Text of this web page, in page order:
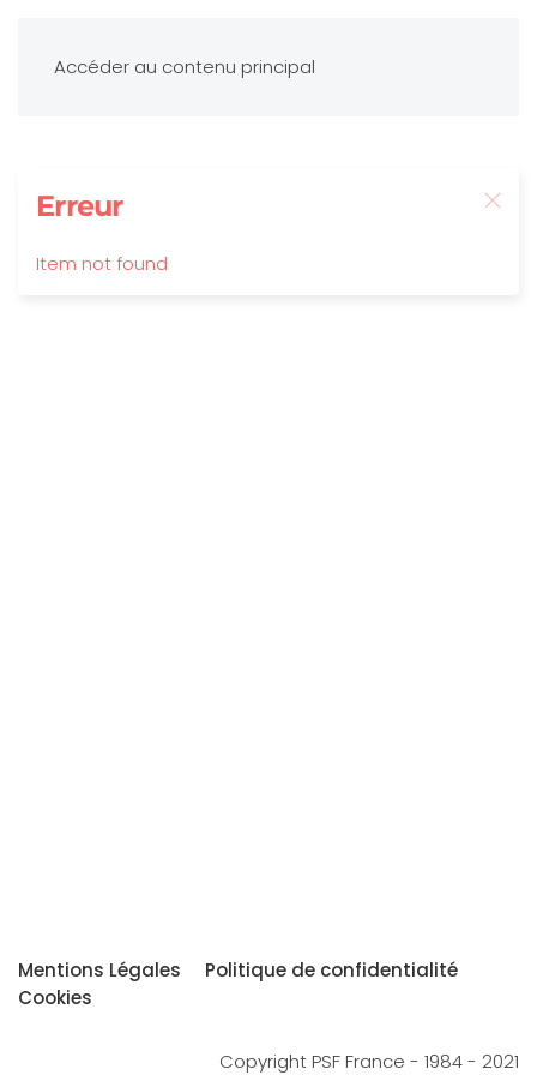
Accéder au contenu principal
Erreur
Item not found
Mentions Légales
Politique de confidentialité
Cookies
Copyright PSF France - 1984 - 2021